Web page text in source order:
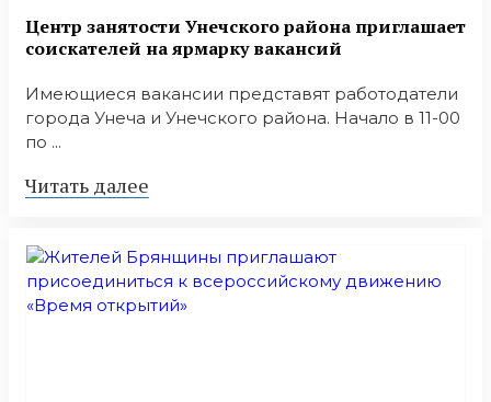
Центр занятости Унечского района приглашает
соискателей на ярмарку вакансий
Имеющиеся вакансии представят работодатели
города Унеча и Унечского района. Начало в 11-00
по ...
Читать далее